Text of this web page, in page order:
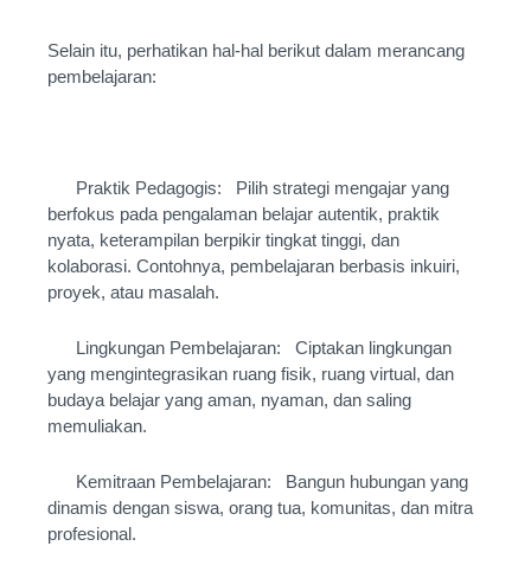
Selain itu, perhatikan hal-hal berikut dalam merancang
pembelajaran:
Praktik Pedagogis: Pilih strategi mengajar yang
berfokus pada pengalaman belajar autentik, praktik
nyata, keterampilan berpikir tingkat tinggi, dan
kolaborasi. Contohnya, pembelajaran berbasis inkuiri,
proyek, atau masalah.
Lingkungan Pembelajaran: Ciptakan lingkungan
yang mengintegrasikan ruang fisik, ruang virtual, dan
budaya belajar yang aman, nyaman, dan saling
memuliakan.
Kemitraan Pembelajaran: Bangun hubungan yang
dinamis dengan siswa, orang tua, komunitas, dan mitra
profesional.